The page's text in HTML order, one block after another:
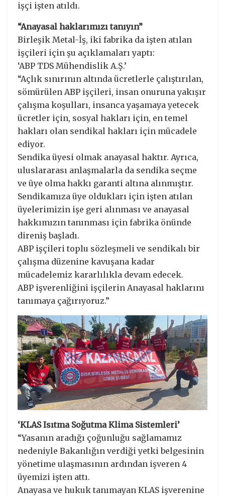
işçi işten atıldı.
“Anayasal haklarımızı tanıyın”
Birleşik Metal-İş, iki fabrika da işten atılan
işçileri için şu açıklamaları yaptı:
‘ABP TDS Mühendislik A.Ş.’
“Açlık sınırının altında ücretlerle çalıştırılan,
sömürülen ABP işçileri, insan onuruna yakışır
çalışma koşulları, insanca yaşamaya yetecek
ücretler için, sosyal hakları için, en temel
hakları olan sendikal hakları için mücadele
ediyor.
Sendika üyesi olmak anayasal haktır. Ayrıca,
uluslararası anlaşmalarla da sendika seçme
ve üye olma hakkı garanti altına alınmıştır.
Sendikamıza üye oldukları için işten atılan
üyelerimizin işe geri alınması ve anayasal
hakkımızın tanınması için fabrika önünde
direniş başladı.
ABP işçileri toplu sözleşmeli ve sendikalı bir
çalışma düzenine kavuşana kadar
mücadelemiz kararlılıkla devam edecek.
ABP işverenliğini işçilerin Anayasal haklarını
tanımaya çağırıyoruz.”
‘KLAS Isıtma Soğutma Klima Sistemleri’
“Yasanın aradığı çoğunluğu sağlamamız
nedeniyle Bakanlığın verdiği yetki belgesinin
yönetime ulaşmasının ardından işveren 4
üyemizi işten attı.
Anayasa ve hukuk tanımayan KLAS işverenine